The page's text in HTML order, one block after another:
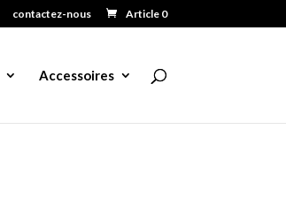
contactez-nous Article 0
Accessoires